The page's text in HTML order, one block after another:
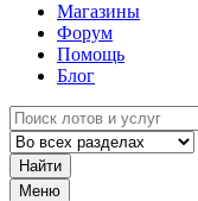
Магазины
Форум
Помощь
Блог
Найти
Меню